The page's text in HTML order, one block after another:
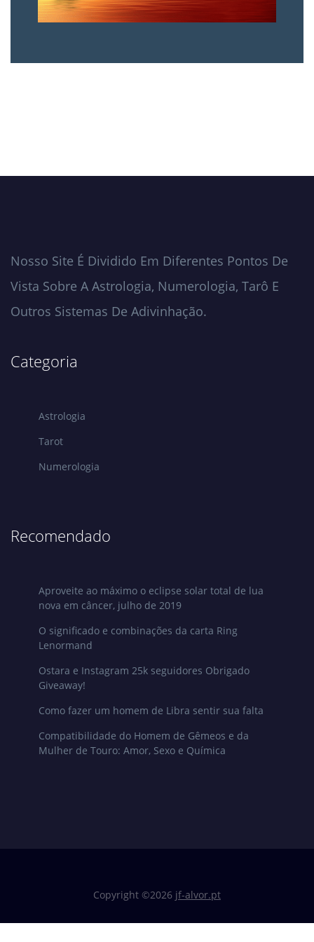
Nosso Site É Dividido Em Diferentes Pontos De
Vista Sobre A Astrologia, Numerologia, Tarô E
Outros Sistemas De Adivinhação.
Categoria
Astrologia
Tarot
Numerologia
Recomendado
Aproveite ao máximo o eclipse solar total de lua
nova em câncer, julho de 2019
O significado e combinações da carta Ring
Lenormand
Ostara e Instagram 25k seguidores Obrigado
Giveaway!
Como fazer um homem de Libra sentir sua falta
Compatibilidade do Homem de Gêmeos e da
Mulher de Touro: Amor, Sexo e Química
Copyright ©2026 jf-alvor.pt